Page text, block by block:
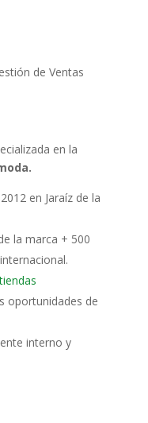
de Ventas
en la
en Jaraíz de la
la marca + 500
oportunidades de
interno y